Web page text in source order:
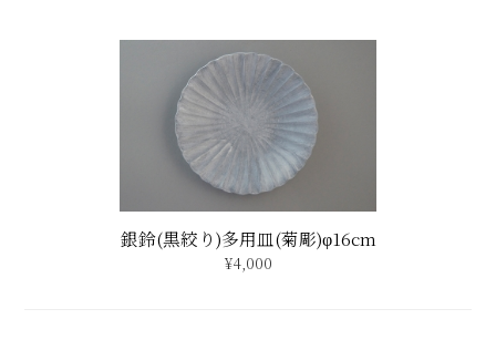
銀鈴(黒絞り)多用皿(菊彫)φ16cm
¥4,000